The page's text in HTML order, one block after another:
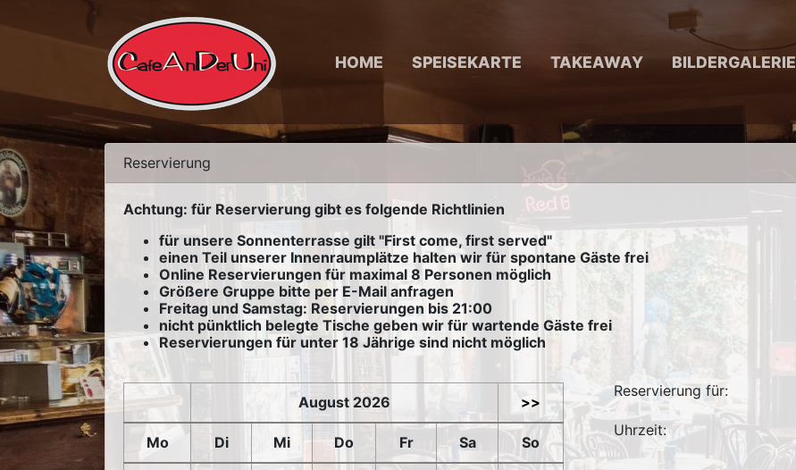
HOME SPEISEKARTE TAKEAWAY BILDERGALERIE
Reservierung
Achtung: für Reservierung gibt es folgende Richtlinien
für unsere Sonnenterrasse gilt "First come, first served"
einen Teil unserer Innenraumplätze halten wir für spontane Gäste frei
Online Reservierungen für maximal 8 Personen möglich
Größere Gruppe bitte per E-Mail anfragen
Freitag und Samstag: Reservierungen bis 21:00
nicht pünktlich belegte Tische geben wir für wartende Gäste frei
Reservierungen für unter 18 Jährige sind nicht möglich
August 2026 >>
Mo Di Mi Do Fr Sa So
Reservierung für:
Uhrzeit: